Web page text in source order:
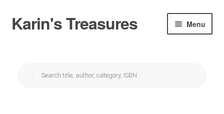
Skip
to
Skip
to
Karin's Treasures Menu
Karin se winkel/Karin’s Shop